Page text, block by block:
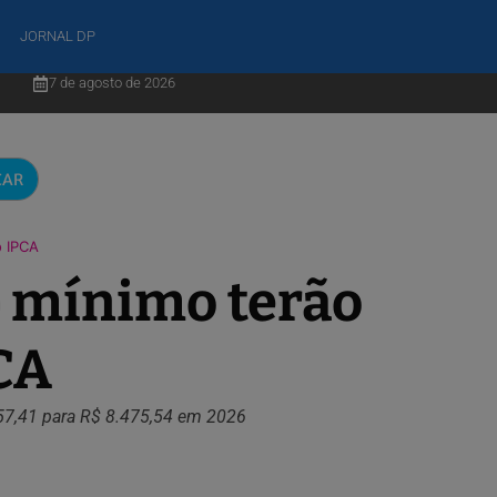
JORNAL DP
7 de agosto de 2026
mínimo terão
para R$ 8.475,54 em 2026